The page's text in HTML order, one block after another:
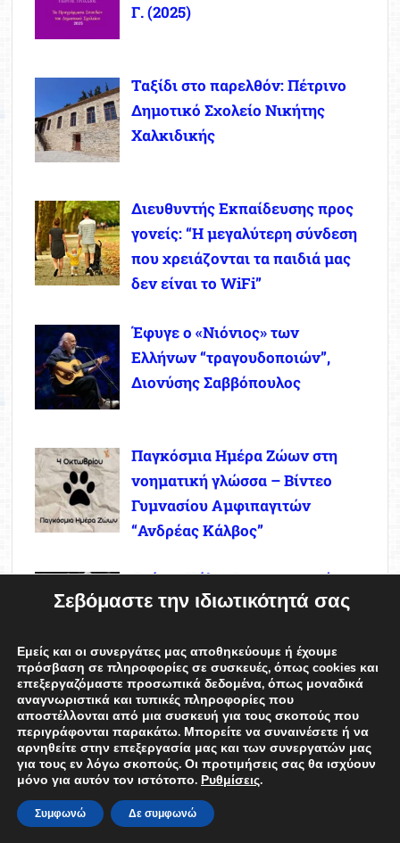
Γ. (2025)
Ταξίδι στο παρελθόν: Πέτρινο
Δημοτικό Σχολείο Νικήτης
Χαλκιδικής
Διευθυντής Εκπαίδευσης προς
γονείς: “Η μεγαλύτερη σύνδεση
που χρειάζονται τα παιδιά μας
δεν είναι το WiFi”
Έφυγε ο «Νιόνιος» των
Ελλήνων “τραγουδοποιών”,
Διονύσης Σαββόπουλος
Παγκόσμια Ημέρα Ζώων στη
νοηματική γλώσσα – Βίντεο
Γυμνασίου Αμφιπαγιτών
“Ανδρέας Κάλβος”
Φρίντα Κάλο: Φωτογραφική
έκθεση στο Μουσείο
Εκπαιδευτικοί: Πώς να
αξιοποιήσετε την ταινία “Το
Κόκκινο Μπαλόνι” στην τάξη
Εκπαιδευτικοί: Το μυστικό για
Σεβόμαστε την ιδιωτικότητά σας
Εμείς και οι συνεργάτες μας αποθηκεύουμε ή έχουμε
πρόσβαση σε πληροφορίες σε συσκευές, όπως cookies και
επεξεργαζόμαστε προσωπικά δεδομένα, όπως μοναδικά
αναγνωριστικά και τυπικές πληροφορίες που
αποστέλλονται από μια συσκευή για τους σκοπούς που
περιγράφονται παρακάτω. Μπορείτε να συναινέσετε ή να
αρνηθείτε στην επεξεργασία μας και των συνεργατών μας
για τους εν λόγω σκοπούς. Οι προτιμήσεις σας θα ισχύουν
μόνο για αυτόν τον ιστότοπο. Ρυθμίσεις.
Συμφωνώ Δε συμφωνώ